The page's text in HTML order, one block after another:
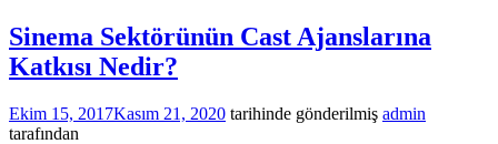
Sinema Sektörünün Cast Ajanslarına
Katkısı Nedir?
Ekim 15, 2017Kasım 21, 2020 tarihinde gönderilmiş admin
tarafından